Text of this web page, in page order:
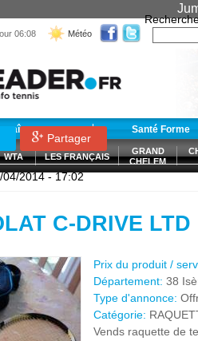
06:08 Météo
Santé Forme
WTA LES FRANÇAIS
GRAND
CHELEM
Partager
2014 - 17:02
C-DRIVE LTD
Prix du produit /
Département: 38
Type d'annonce:
Catégorie:
Vends raquette de